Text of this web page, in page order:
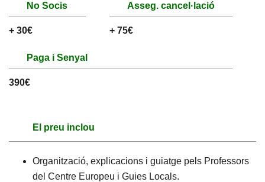
No Socis
+ 30€
Asseg. cancel·lació
+ 75€
Paga i Senyal
390€
El preu inclou
Organització, explicacions i guiatge pels Professors
del Centre Europeu i Guies Locals.